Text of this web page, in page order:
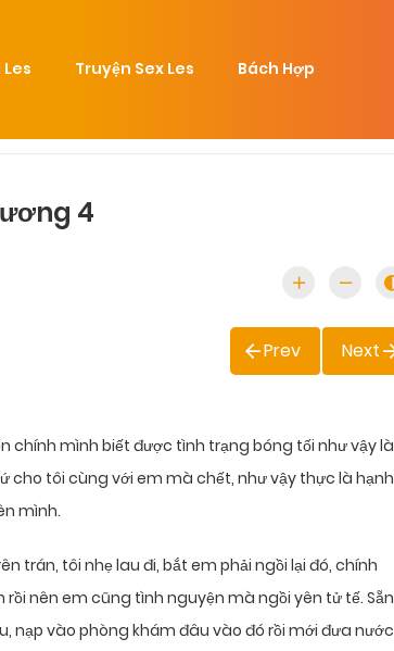
Truyện Sex Les Bách Hợp
4
Prev Next
chính mình biết được tình trạng bóng tối như vậy là
cho tôi cùng với em mà chết, như vậy thực là hạnh
mình.
trán, tôi nhẹ lau đi, bắt em phải ngồi lại đó, chính
nên em cũng tình nguyện mà ngồi yên tử tế. Sẵn
nạp vào phòng khám đâu vào đó rồi mới đưa nước